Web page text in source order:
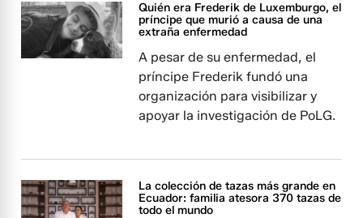
Quién era Frederik de Luxemburgo, el
príncipe que murió a causa de una
extraña enfermedad
A pesar de su enfermedad, el
príncipe Frederik fundó una
organización para visibilizar y
apoyar la investigación de PoLG.
La colección de tazas más grande en
Ecuador: familia atesora 370 tazas de
todo el mundo